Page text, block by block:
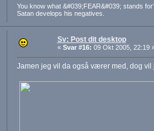
You know what &#039;FEAR&#039; stands
Satan develops his negatives.
Sv: Post dit desktop
« Svar #16: 09 Okt 2005, 22:19
Jamen jeg vil da også værer med, dog